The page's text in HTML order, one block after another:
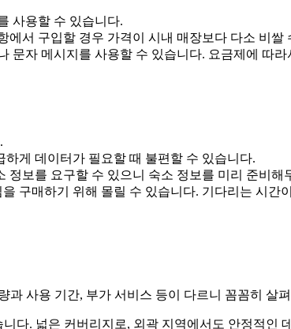
사용할 수 있습니다.
서 구입할 경우 가격이 시내 매장보다 다소 비쌀
문자 메시지를 사용할 수 있습니다. 요금제에 따
게 데이터가 필요할 때 불편할 수 있습니다.
보를 요구할 수 있으니 숙소 정보를 미리 준비해
구매하기 위해 몰릴 수 있습니다. 기다리는 시간
과 사용 기간, 부가 서비스 등이 다르니 꼼꼼히 살
다. 넓은 커버리지로, 외곽 지역에서도 안정적인